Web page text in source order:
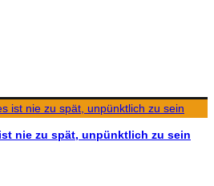
nie zu spät, unpünktlich zu sein